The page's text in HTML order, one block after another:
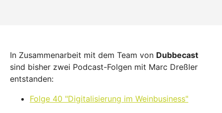
In Zusammenarbeit mit dem Team von Dubbecast
sind bisher zwei Podcast-Folgen mit Marc Dreßler
entstanden:
Folge 40 "Digitalisierung im Weinbusiness"